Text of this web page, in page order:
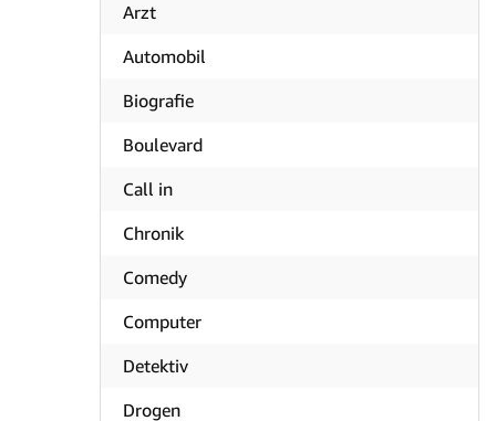
Arzt
Automobil
Biografie
Boulevard
Call in
Chronik
Comedy
Computer
Detektiv
Drogen